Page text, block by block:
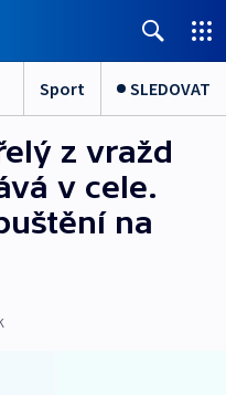
Sport SLEDOVAT
z vražd
v cele.
na